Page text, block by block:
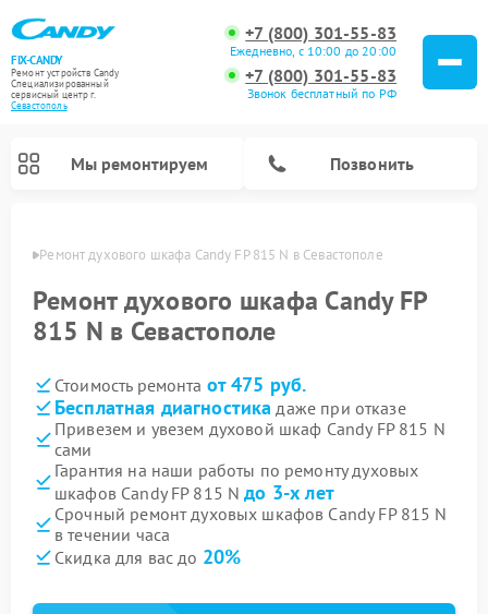
FIX-CANDY
Ремонт устройств Candy
Специализированный
cервисный центр г.
Севастополь
+7 (800) 301-55-83
Ежедневно, с 10:00 до 20:00
+7 (800) 301-55-83
Звонок бесплатный по РФ
Мы ремонтируем Позвонить
Ремонт духового шкафа Candy FP 815 N в Севастополе
Ремонт духового шкафа Candy FP
815 N в Севастополе
Стоимость ремонта от 475 руб.
Бесплатная диагностика даже при отказе
Привезем и увезем духовой шкаф Candy FP 815 N
сами
Гарантия на наши работы по ремонту духовых
шкафов Candy FP 815 Nдо 3-х лет
Срочный ремонт духовых шкафов Candy FP 815 N
в течении часа
Скидка для вас до 20%